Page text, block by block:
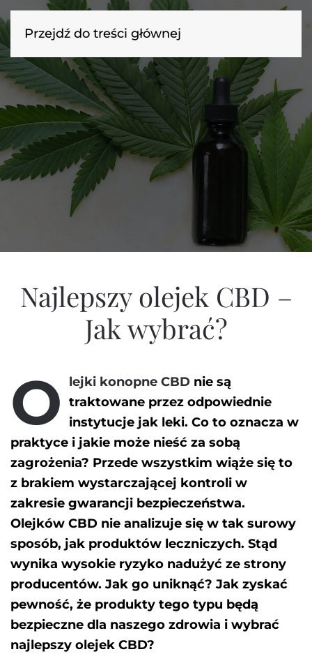
Przejdź do treści głównej
Najlepszy olejek CBD –
Jak wybrać?
O lejki konopne CBD nie są
traktowane przez odpowiednie
instytucje jak leki. Co to oznacza w
praktyce i jakie może nieść za sobą
zagrożenia? Przede wszystkim wiąże się to
z brakiem wystarczającej kontroli w
zakresie gwarancji bezpieczeństwa.
Olejków CBD nie analizuje się w tak surowy
sposób, jak produktów leczniczych. Stąd
wynika wysokie ryzyko nadużyć ze strony
producentów. Jak go uniknąć? Jak zyskać
pewność, że produkty tego typu będą
bezpieczne dla naszego zdrowia i wybrać
najlepszy olejek CBD?